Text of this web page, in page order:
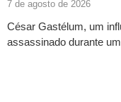
7 de agosto de 2026
César Gastélum, um
assassinado durante